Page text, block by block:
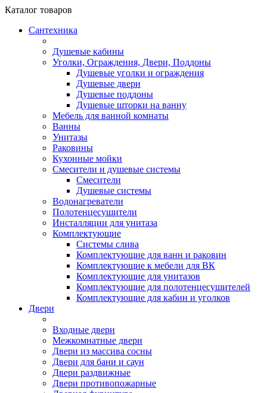
Каталог товаров
Сантехника
Душевые кабины
Уголки, Ограждения, Двери, Поддоны
Душевые уголки и ограждения
Душевые двери
Душевые поддоны
Душевые шторки на ванну
Мебель для ванной комнаты
Ванны
Унитазы
Раковины
Кухонные мойки
Смесители и душевые системы
Смесители
Душевые системы
Водонагреватели
Полотенцесушители
Инсталляции для унитаза
Комплектующие
Системы слива
Комплектующие для ванн и раковин
Комплектующие к мебели для ВК
Комплектующие для унитазов
Комплектующие для полотенцесушителей
Комплектующие для кабин и уголков
Двери
Входные двери
Межкомнатные двери
Двери из массива сосны
Двери для бани и саун
Двери раздвижные
Двери противопожарные